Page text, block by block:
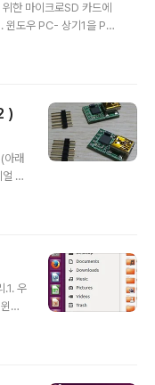
한 마이크로SD 카드에
윈도우 PC- 상기1을 PC
win32diskimager/
download/ 에서 "Ubu
택하라고 나온다. 여기
)
래
포
igo
있
재
.1. 우
도
서